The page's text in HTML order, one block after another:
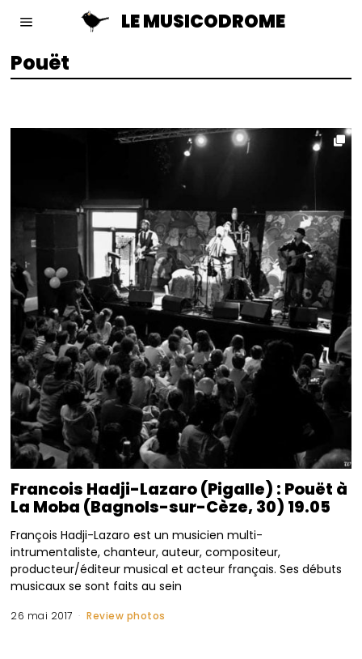
LE MUSICODROME
Pouët
Francois Hadji-Lazaro (Pigalle) : Pouët à
La Moba (Bagnols-sur-Cèze, 30) 19.05
François Hadji-Lazaro est un musicien multi-
intrumentaliste, chanteur, auteur, compositeur,
producteur/éditeur musical et acteur français. Ses débuts
musicaux se sont faits au sein
26 mai 2017 Review photos